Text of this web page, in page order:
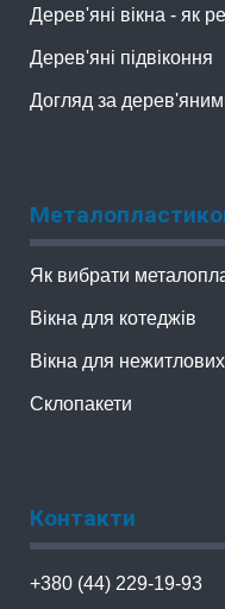
Дерев'яні вікна - як
Дерев'яні підвіконня
Догляд за
Як вибрати
Вікна для котеджів
Вікна для
Склопакети
Контакти
+380 (44) 229-19-93